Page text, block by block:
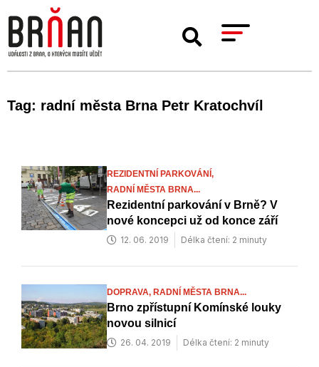
Tag: radní města Brna Petr Kratochvíl
REZIDENTNÍ PARKOVÁNÍ,
RADNÍ MĚSTA BRNA...
Rezidentní parkování v Brně? V
nové koncepci už od konce září
12. 06. 2019 Délka čtení: 2 minuty
DOPRAVA, RADNÍ MĚSTA BRNA...
Brno zpřístupní Komínské louky
novou silnicí
26. 04. 2019 Délka čtení: 2 minuty